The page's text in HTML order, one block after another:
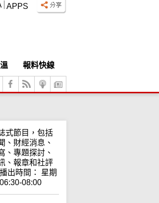
APPS
報料快線
式節目，包括
、財經消息、
、專題探討、
、報章和社評
出時間： 星期
08:00